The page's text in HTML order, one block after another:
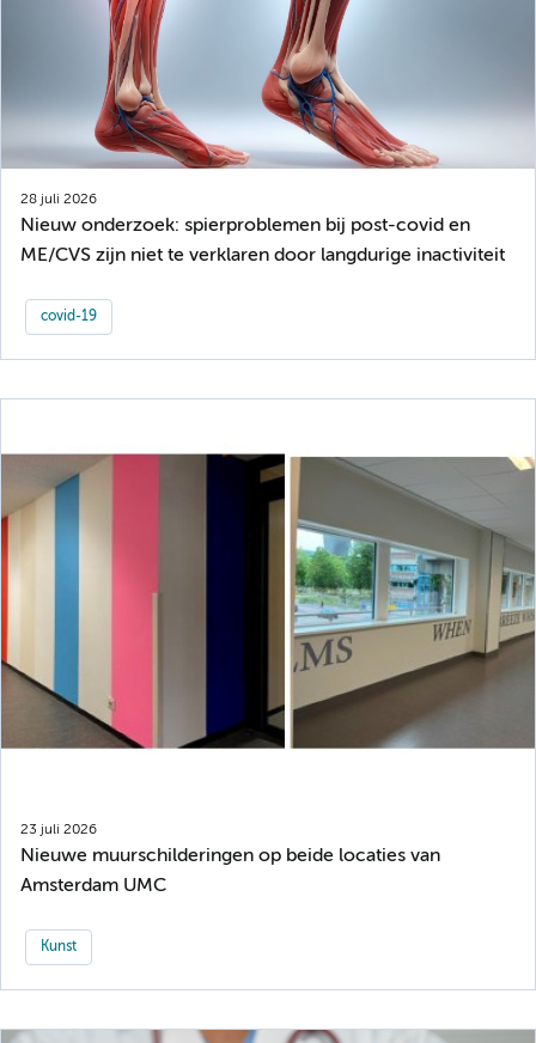
28 juli 2026
Nieuw onderzoek: spierproblemen bij post-covid en
ME/CVS zijn niet te verklaren door langdurige inactiviteit
covid-19
23 juli 2026
Nieuwe muurschilderingen op beide locaties van
Amsterdam UMC
Kunst